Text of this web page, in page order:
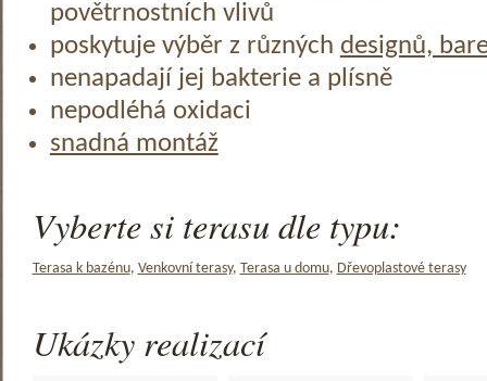
povětrnostních vlivů
poskytuje výběr z různých designů,
nenapadají jej bakterie a plísně
nepodléhá oxidaci
snadná montáž
Vyberte si terasu dle typu:
Terasa k bazénu, Venkovní terasy, Terasa u domu, Dřevoplastové terasy
Ukázky realizací